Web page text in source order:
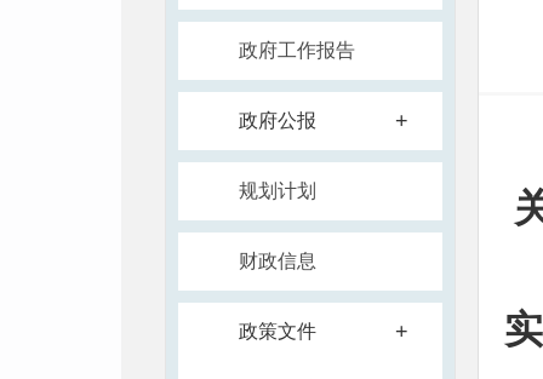
政府工作报告
政府公报 +
规划计划
财政信息
政策文件 +